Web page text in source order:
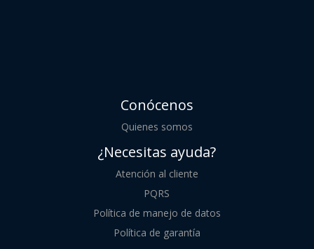
Conócenos
Quienes somos
¿Necesitas ayuda?
Atención al cliente
PQRS
Política de manejo de datos
Política de garantía